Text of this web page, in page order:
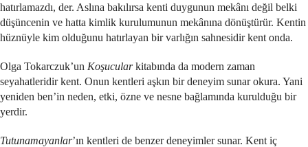
hatırlamazdı, der. Aslına bakılırsa kenti duygunun mekânı değil belki
düşüncenin ve hatta kimlik kurulumunun mekânına dönüştürür. Kentin
hüznüyle kim olduğunu hatırlayan bir varlığın sahnesidir kent onda.
Olga Tokarczuk’un Koşucularkitabında da modern zaman
seyahatleridir kent. Onun kentleri aşkın bir deneyim sunar okura. Yani
yeniden ben’in neden, etki, özne ve nesne bağlamında kurulduğu bir
yerdir.
Tutunamayanlar’ın kentleri de benzer deneyimler sunar. Kent iç